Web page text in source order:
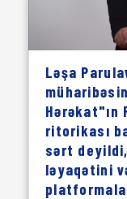
Ləşa
Hərəkat"ın
ritorikası
sərt
ləyaqətini